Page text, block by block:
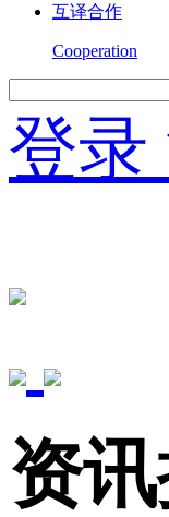
互译合作
Cooperation
登录
资